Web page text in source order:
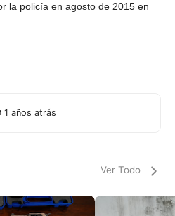
la policía en agosto de 2015 en
1 años atrás
Ver Todo